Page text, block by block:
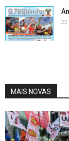
23
MAIS NOVAS